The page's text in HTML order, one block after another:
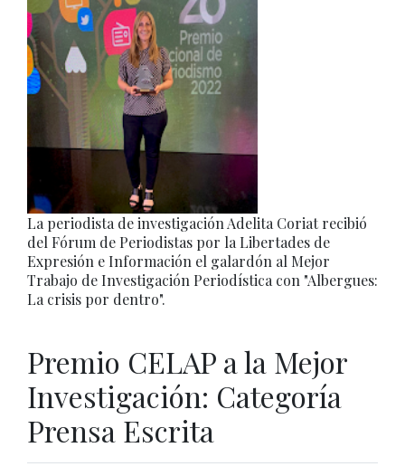
La periodista de investigación Adelita Coriat recibió
del Fórum de Periodistas por la Libertades de
Expresión e Información el galardón al Mejor
Trabajo de Investigación Periodística con "Albergues:
La crisis por dentro".
Premio CELAP a la Mejor
Investigación: Categoría
Prensa Escrita